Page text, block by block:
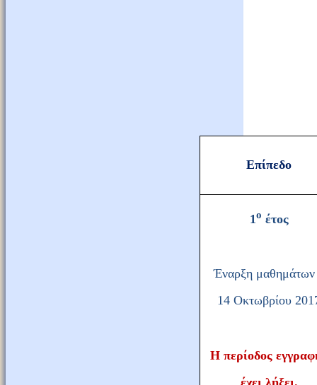
Επίπεδο
1ο έτος
Έναρξη
14 Οκτωβρίου
Η περίοδος
έχει λήξει.